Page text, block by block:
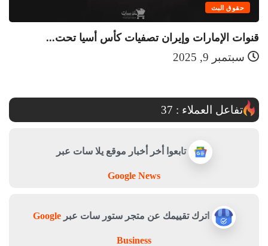
حقوق البث
قنوات الإمارات وإيران تصفيات كأس أسيا تحت...
سبتمبر 9, 2025
تفاعل العملاء : 37
تابعوا أخر أخبار موقع يلا سات عبر
Google News
اترك تقييمك عن متجر ستور سات عبرGoogle
Business